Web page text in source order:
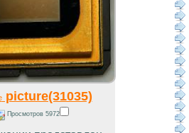
picture(31035)
Просмотров 5972